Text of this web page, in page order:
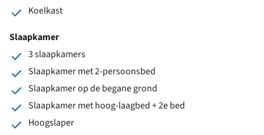
Koelkast
Slaapkamer
3 slaapkamers
Slaapkamer met 2-persoonsbed
Slaapkamer op de begane grond
Slaapkamer met hoog-laagbed + 2e bed
Hoogslaper